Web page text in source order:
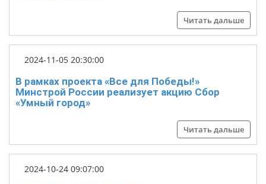
Читать дальше
2024-11-05 20:30:00
В рамках проекта «Все для Победы!»
Минстрой России реализует акцию Сбор
«Умный город»
Читать дальше
2024-10-24 09:07:00